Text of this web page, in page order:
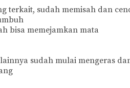
terkait, sudah memisah dan
bisa memejamkan mata
sudah mulai mengeras